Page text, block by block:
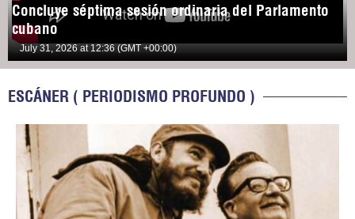
Concluye séptima sesión ordinaria del Parlamento
cubano
July 31, 2026 at 12:36 (GMT +00:00)
ESCÁNER ( PERIODISMO PROFUNDO )